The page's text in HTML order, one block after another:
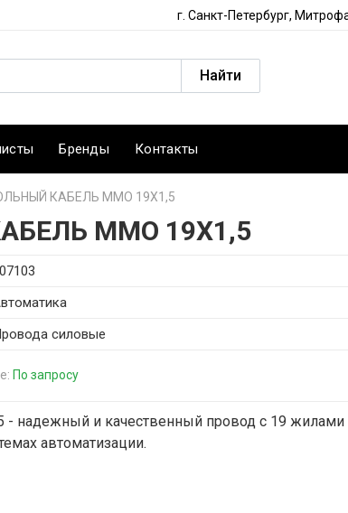
г. Санкт-Петербург,
Найти
Бренды Контакты
КАБЕЛЬ MMO 19X1,5
MMO 19X1,5
силовые
По запросу
- надежный и качественный провод с 19
автоматизации.